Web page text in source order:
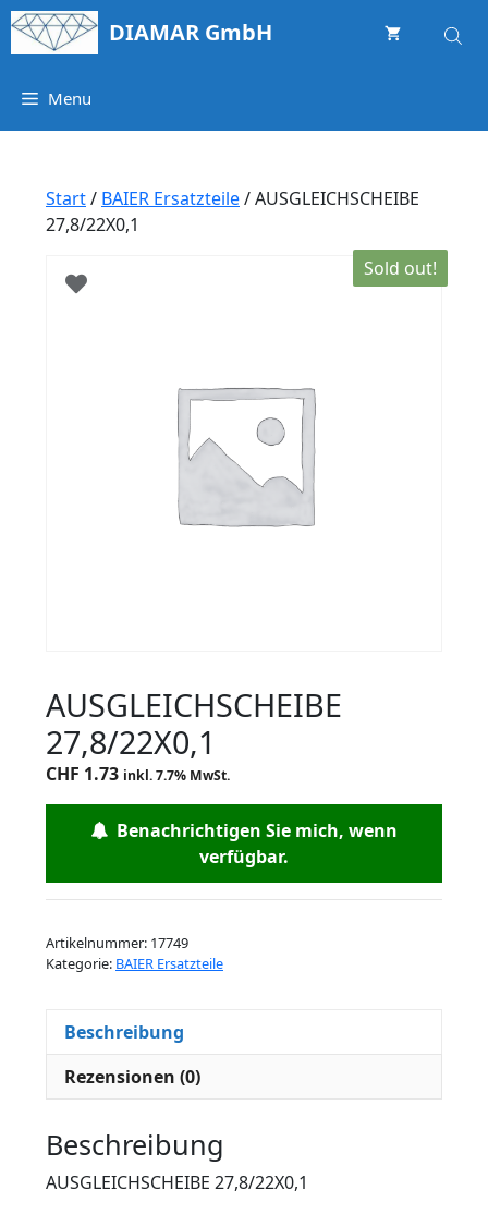
Springe
zum
DIAMAR GmbH
Menu
Start/ BAIER Ersatzteile/ AUSGLEICHSCHEIBE
27,8/22X0,1
Sold out!
AUSGLEICHSCHEIBE
27,8/22X0,1
CHF 1.73 inkl. 7.7% MwSt.
Benachrichtigen Sie mich, wenn
verfügbar.
Artikelnummer: 17749
Kategorie: BAIER Ersatzteile
Beschreibung
Rezensionen (0)
Beschreibung
AUSGLEICHSCHEIBE 27,8/22X0,1